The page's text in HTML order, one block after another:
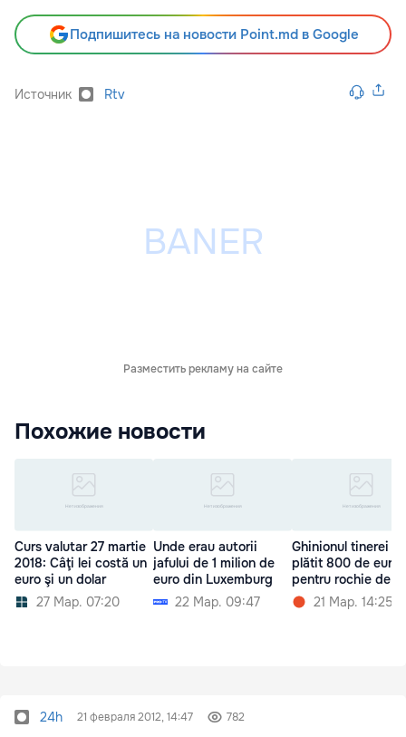
Подпишитесь на новости Point.md в Google
Источник Rtv
Разместить рекламу на сайте
Похожие новости
Curs valutar 27 martie
2018: Câţi lei costă un
euro şi un dolar
27 Мар. 07:20
Unde erau autorii
jafului de 1 milion de
euro din Luxemburg
22 Мар. 09:47
Ghinionul tinerei
plătit 800 de euro
pentru rochie de
21 Мар. 14:25
24h 21 февраля 2012, 14:47 782